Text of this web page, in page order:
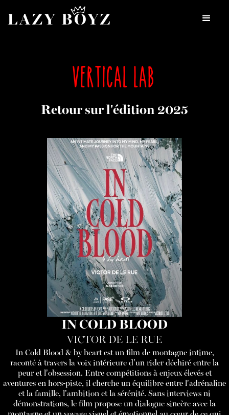
VERTICAL LAB
Retour sur l'édition 2025
IN COLD BLOOD
VICTOR DE LE RUE
In Cold Blood & by heart est un film de montagne intime,
raconté à travers la voix intérieure d’un rider déchiré entre la
peur et l’obsession. Entre compétitions à enjeux élevés et
aventures en hors-piste, il cherche un équilibre entre l’adrénaline
et la famille, l’ambition et la sérénité. Sans interviews ni
démonstrations, le film propose un dialogue sincère avec la